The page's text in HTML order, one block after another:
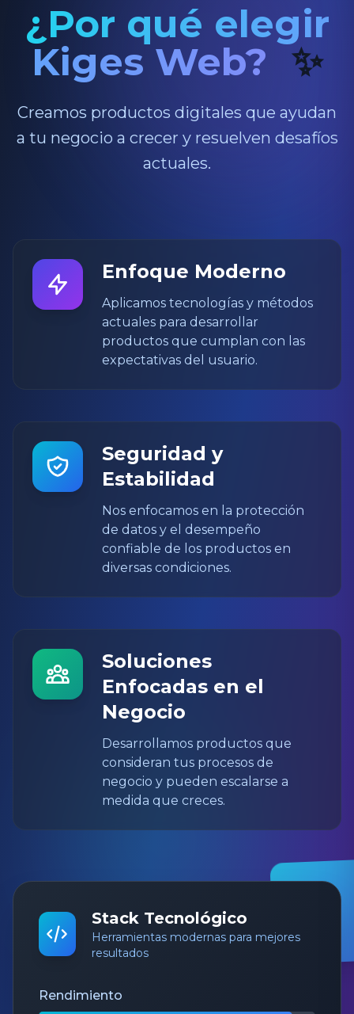
¿Por qué elegir
Kiges Web? ✨
Creamos productos digitales que ayudan
a tu negocio a crecer y resuelven desafíos
actuales.
Enfoque Moderno
Aplicamos tecnologías y métodos
actuales para desarrollar
productos que cumplan con las
expectativas del usuario.
Seguridad y
Estabilidad
Nos enfocamos en la protección
de datos y el desempeño
confiable de los productos en
diversas condiciones.
Soluciones
Enfocadas en el
Negocio
Desarrollamos productos que
consideran tus procesos de
negocio y pueden escalarse a
medida que creces.
Stack Tecnológico
Herramientas modernas para mejores
resultados
Rendimiento